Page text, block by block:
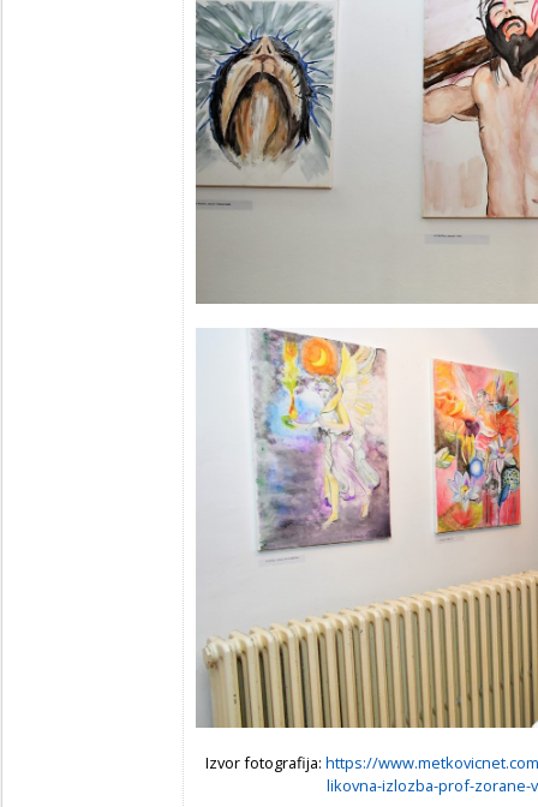
Izvor fotografija: https://
likovna-izlozba-prof-zorane-